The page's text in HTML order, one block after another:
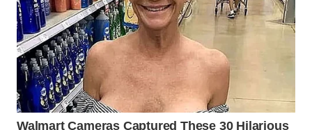
SERIBU
WN
TANGERANG
WN
BINJAI